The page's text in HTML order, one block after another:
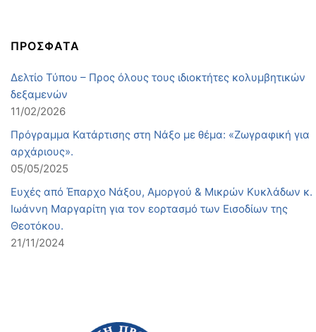
ΠΡΟΣΦΑΤΑ
Δελτίο Τύπου – Προς όλους τους ιδιοκτήτες κολυμβητικών
δεξαμενών
11/02/2026
Πρόγραμμα Κατάρτισης στη Νάξο με θέμα: «Ζωγραφική για
αρχάριους».
05/05/2025
Ευχές από Έπαρχο Νάξου, Αμοργού & Μικρών Κυκλάδων κ.
Ιωάννη Μαργαρίτη για τον εορτασμό των Εισοδίων της
Θεοτόκου.
21/11/2024